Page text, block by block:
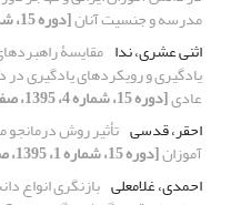
مدرسه و جنسیت آنان[دوره 15، شماره 4، 1395، صفحه 99-118]
اثنی عشری، ندا مقایسۀ
یادگیری و رویکردهای یادگیری
عادی[دوره 15، شماره 4، 1395، صفحه 119-133]
احقر، قدسی تأثیر روش
آموزان[دوره 15، شماره 1، 1395، صفحه 104-118]
احمدی، غلامعلی بازنگری انواع